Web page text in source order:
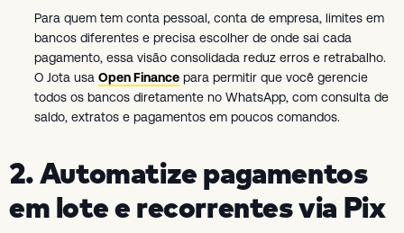
Para quem tem conta pessoal, conta de empresa, limites em
bancos diferentes e precisa escolher de onde sai cada
pagamento, essa visão consolidada reduz erros e retrabalho.
O Jota usa Open Finance para permitir que você gerencie
todos os bancos diretamente no WhatsApp, com consulta de
saldo, extratos e pagamentos em poucos comandos.
2. Automatize pagamentos
em lote e recorrentes via Pix